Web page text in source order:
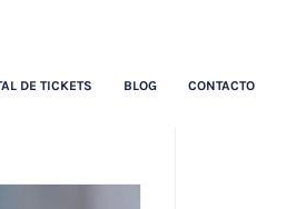
DE TICKETS BLOG CONTACTO